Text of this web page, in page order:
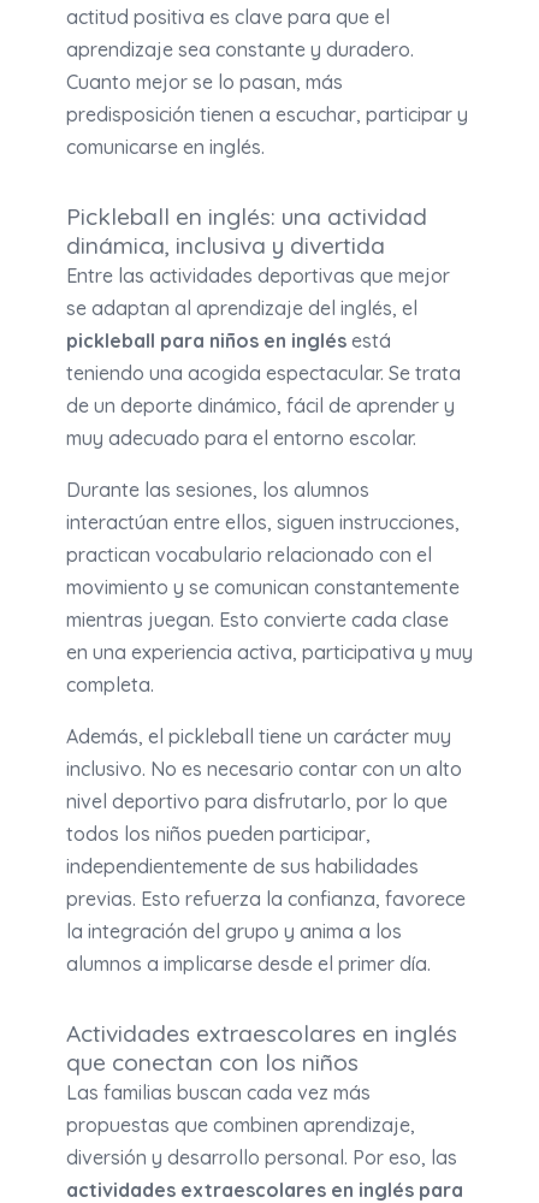
actitud positiva es clave para que el
aprendizaje sea constante y duradero.
Cuanto mejor se lo pasan, más
predisposición tienen a escuchar, participar y
comunicarse en inglés.
Pickleball en inglés: una actividad
dinámica, inclusiva y divertida
Entre las actividades deportivas que mejor
se adaptan al aprendizaje del inglés, el
pickleball para niños en inglésestá
teniendo una acogida espectacular. Se trata
de un deporte dinámico, fácil de aprender y
muy adecuado para el entorno escolar.
Durante las sesiones, los alumnos
interactúan entre ellos, siguen instrucciones,
practican vocabulario relacionado con el
movimiento y se comunican constantemente
mientras juegan. Esto convierte cada clase
en una experiencia activa, participativa y muy
completa.
Además, el pickleball tiene un carácter muy
inclusivo. No es necesario contar con un alto
nivel deportivo para disfrutarlo, por lo que
todos los niños pueden participar,
independientemente de sus habilidades
previas. Esto refuerza la confianza, favorece
la integración del grupo y anima a los
alumnos a implicarse desde el primer día.
Actividades extraescolares en inglés
que conectan con los niños
Las familias buscan cada vez más
propuestas que combinen aprendizaje,
diversión y desarrollo personal. Por eso, las
actividades extraescolares en inglés para